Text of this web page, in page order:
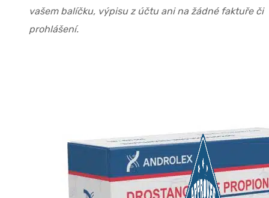
vašem balíčku, výpisu z účtu ani na žádné faktuře či
prohlášení.